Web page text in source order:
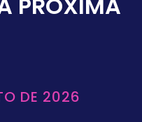
DE 2026